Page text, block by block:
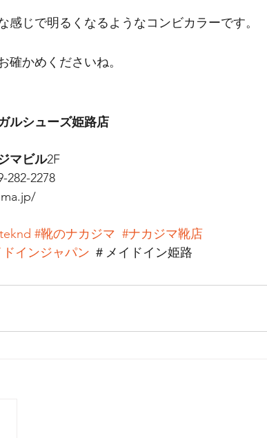
感じで明るくなるようなコンビカラーです。
確かめくださいね。
ルシューズ姫路店
マビル2F
282-2278
#靴のナカジマ #ナカジマ靴店
インジャパン ＃メイドイン姫路